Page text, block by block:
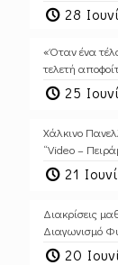
28
«Όταν ένα
τελετή
25
Χάλκινο
“Video –
21
Διακρίσεις
Διαγωνισμό
20